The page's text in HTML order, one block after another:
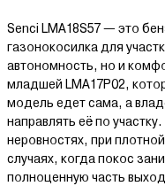
Senci LMA18S57 — это
газонокосилка для
автономность, но и
младшей LMA17P02,
модель едет сама, а
направлять её по
неровностях, при
случаях, когда покос
полноценную часть